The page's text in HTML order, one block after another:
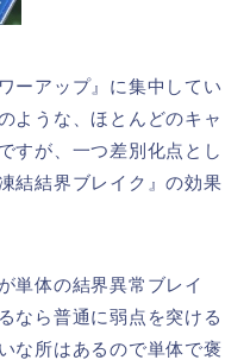
ーアップ』に集中してい
ような、ほとんどのキャ
すが、一つ差別化点とし
結結界ブレイク』の効果
単体の結界異常ブレイ
なら普通に弱点を突ける
な所はあるので単体で褒